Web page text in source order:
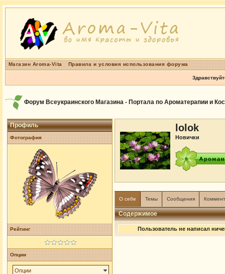
Магазин Aroma-Vita Правила и условия использования форума
Форум Всеукраинского Магазина - Портала по Ароматерапии и
Профиль
Фотография
Рейтинг
Опции
Опции
lolok
Новички
О себе Темы Сообщения
Содержимое
Пользователь не написал